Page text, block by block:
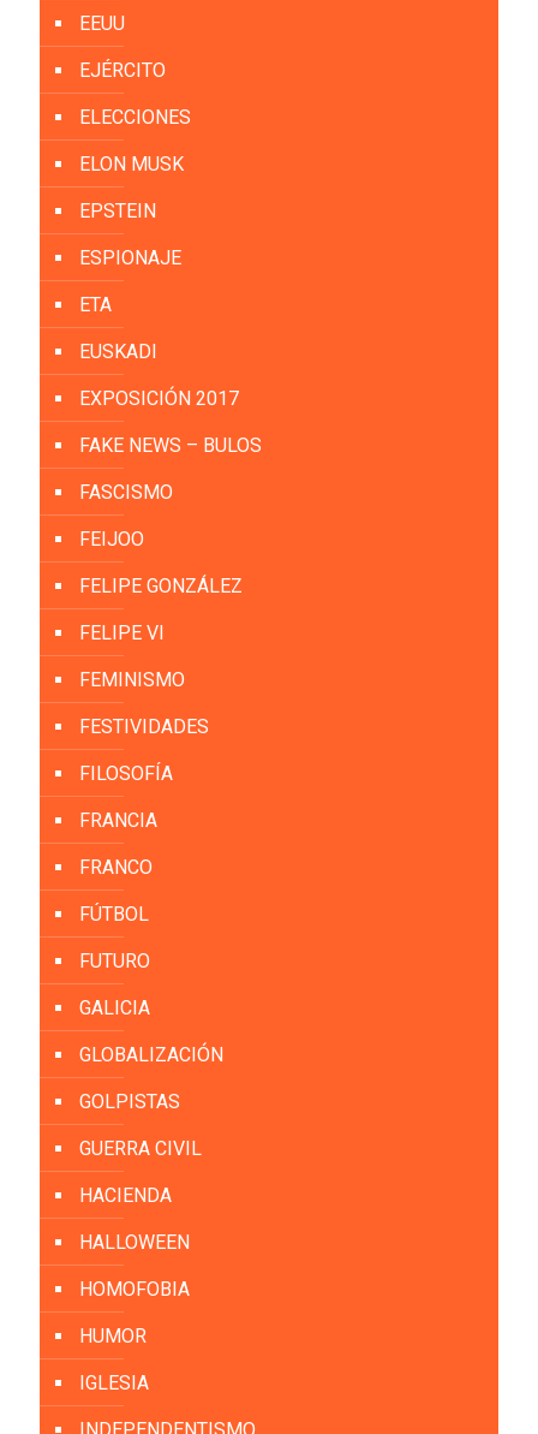
EEUU
EJÉRCITO
ELECCIONES
ELON MUSK
EPSTEIN
ESPIONAJE
ETA
EUSKADI
EXPOSICIÓN 2017
FAKE NEWS – BULOS
FASCISMO
FEIJOO
FELIPE GONZÁLEZ
FELIPE VI
FEMINISMO
FESTIVIDADES
FILOSOFÍA
FRANCIA
FRANCO
FÚTBOL
FUTURO
GALICIA
GLOBALIZACIÓN
GOLPISTAS
GUERRA CIVIL
HACIENDA
HALLOWEEN
HOMOFOBIA
HUMOR
IGLESIA